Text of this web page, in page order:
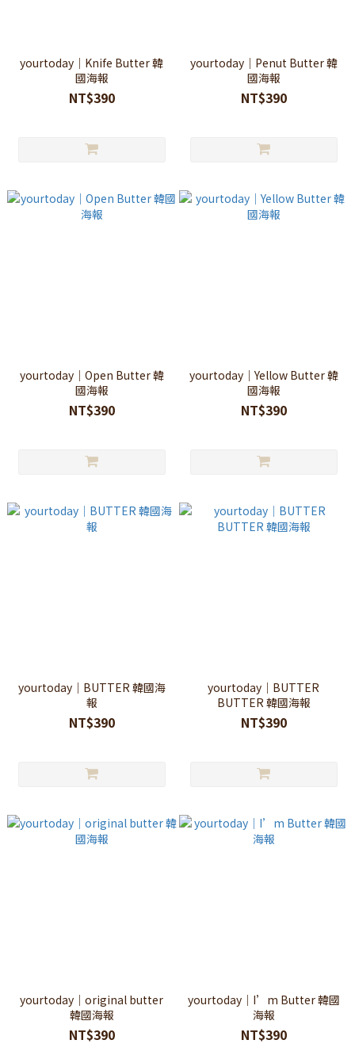
yourtoday｜Knife Butter 韓
國海報
NT$390
yourtoday｜Penut Butter 韓
國海報
NT$390
yourtoday｜Open Butter 韓
國海報
NT$390
yourtoday｜Yellow Butter 韓
國海報
NT$390
yourtoday｜BUTTER 韓國海
報
NT$390
yourtoday｜BUTTER
BUTTER 韓國海報
NT$390
yourtoday｜original butter
韓國海報
NT$390
yourtoday｜I’m Butter 韓國
海報
NT$390